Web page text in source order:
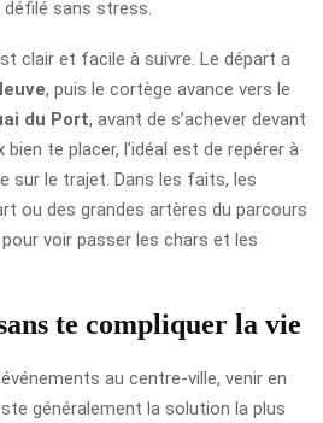
sans stress.
clair et facile à suivre. Le départ a
, puis le cortège avance vers le
du Port, avant de s’achever devant
bien te placer, l’idéal est de repérer à
sur le trajet. Dans les faits, les
ou des grandes artères du parcours
voir passer les chars et les
te compliquer la vie
au centre-ville, venir en
généralement la solution la plus